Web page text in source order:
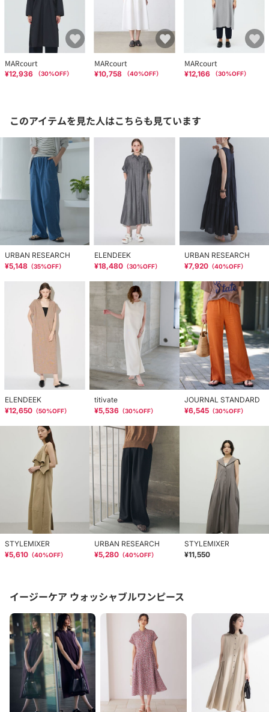
MARcourt
¥12,936 （30%OFF）
MARcourt
¥10,758 （40%OFF）
MARcourt
¥12,166 （30%OFF）